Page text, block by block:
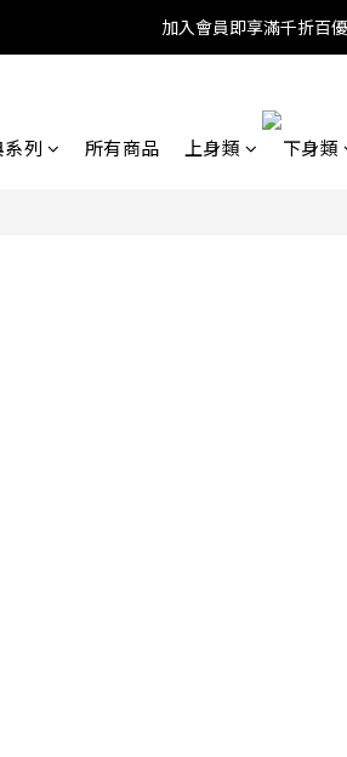
加入會員即享滿千折百優
列 所有商品 上身類 下身類